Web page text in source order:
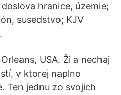
hranice, územie;
susedstvo; KJV
USA. Ži a nechaj
v ktorej naplno
Ten jednu zo svojich